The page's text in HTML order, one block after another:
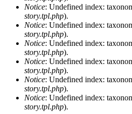
Notice: Undefined index:
story.tpl.php).
Notice: Undefined index:
story.tpl.php).
Notice: Undefined index:
story.tpl.php).
Notice: Undefined index:
story.tpl.php).
Notice: Undefined index:
story.tpl.php).
Notice: Undefined index:
story.tpl.php).